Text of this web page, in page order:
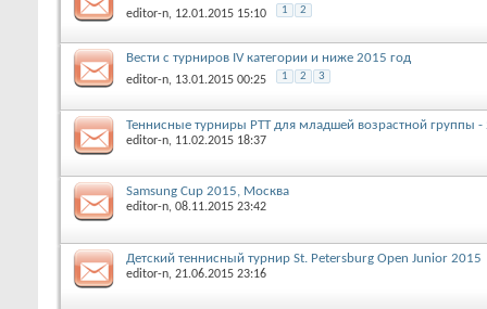
editor-n, 12.01.2015 15:10 1 2
Вести с турниров IV категории и ниже 2015 год
editor-n, 13.01.2015 00:25 1 2 3
Теннисные турниры РТТ для младшей возрастной группы -
editor-n, 11.02.2015 18:37
Samsung Cup 2015, Москва
editor-n, 08.11.2015 23:42
Детский теннисный турнир St. Petersburg Open Junior 2015
editor-n, 21.06.2015 23:16